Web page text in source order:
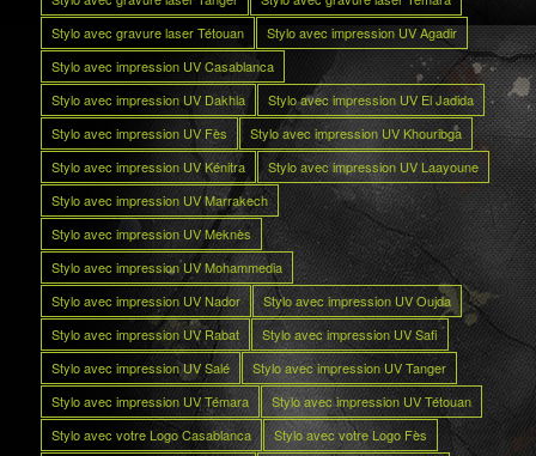
Stylo avec gravure laser Tétouan
Stylo avec impression UV Agadir
Stylo avec impression UV Casablanca
Stylo avec impression UV Dakhla
Stylo avec impression UV El Jadida
Stylo avec impression UV Fès
Stylo avec impression UV Khouribga
Stylo avec impression UV Kénitra
Stylo avec impression UV Laayoune
Stylo avec impression UV Marrakech
Stylo avec impression UV Meknès
Stylo avec impression UV Mohammedia
Stylo avec impression UV Nador
Stylo avec impression UV Oujda
Stylo avec impression UV Rabat
Stylo avec impression UV Safi
Stylo avec impression UV Salé
Stylo avec impression UV Tanger
Stylo avec impression UV Témara
Stylo avec impression UV Tétouan
Stylo avec votre Logo Casablanca
Stylo avec votre Logo Fès